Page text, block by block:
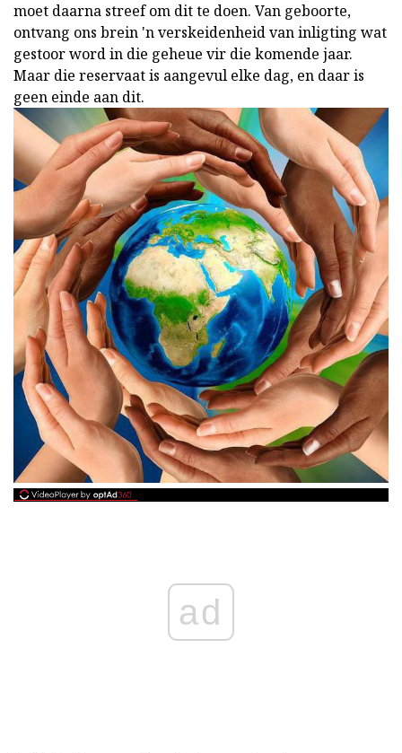
moet daarna streef om dit te doen. Van geboorte,
ontvang ons brein 'n verskeidenheid van inligting wat
gestoor word in die geheue vir die komende jaar.
Maar die reservaat is aangevul elke dag, en daar is
geen einde aan dit.
ad